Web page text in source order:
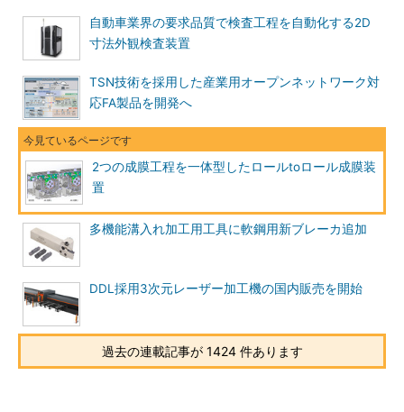
自動車業界の要求品質で検査工程を自動化する2D
寸法外観検査装置
TSN技術を採用した産業用オープンネットワーク対
応FA製品を開発へ
2つの成膜工程を一体型したロールtoロール成膜装
置
多機能溝入れ加工用工具に軟鋼用新ブレーカ追加
DDL採用3次元レーザー加工機の国内販売を開始
過去の連載記事が 1424 件あります